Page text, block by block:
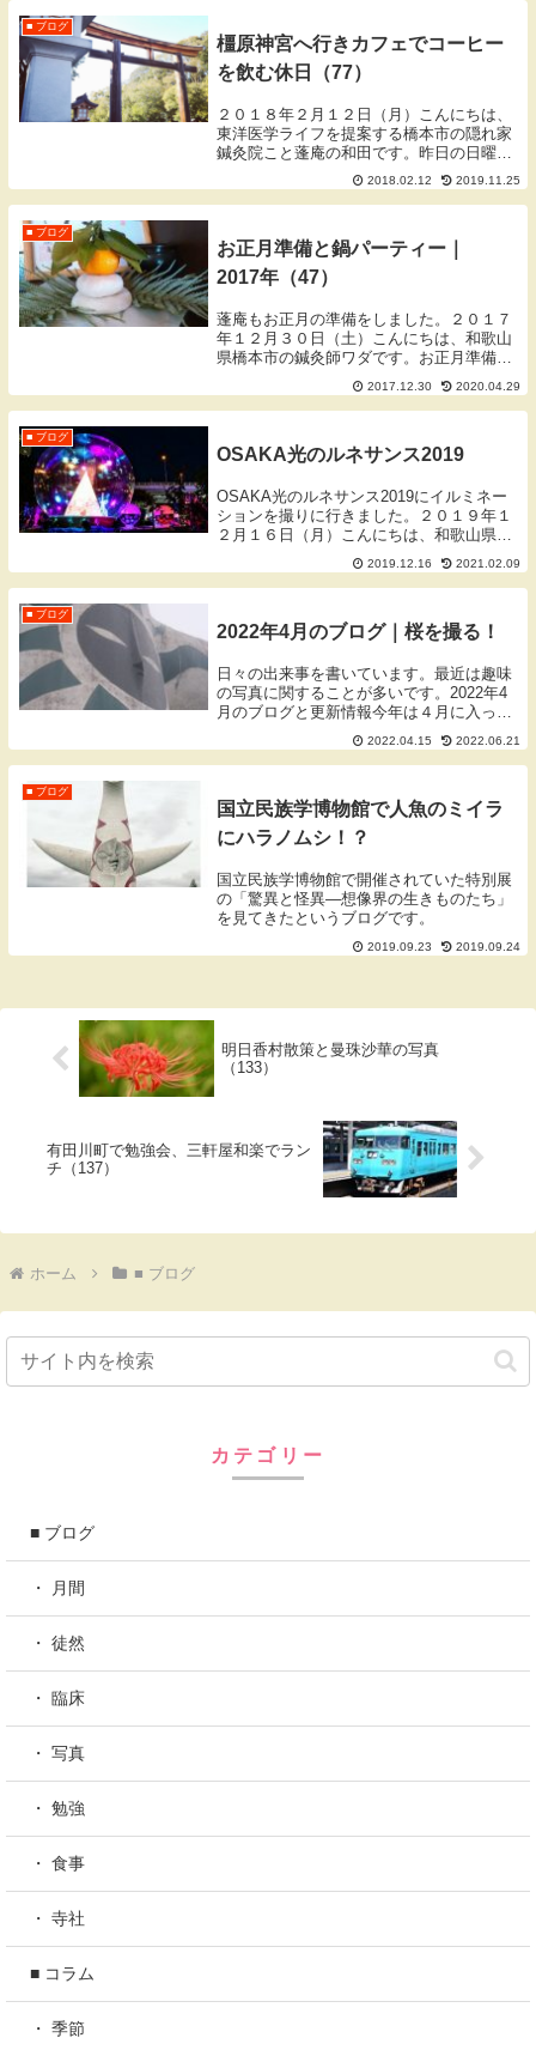
■ ブログ
橿原神宮へ行きカフェでコーヒー
を飲む休日（77）
２０１８年２月１２日（月）こんにちは、
東洋医学ライフを提案する橋本市の隠れ家
鍼灸院こと蓬庵の和田です。昨日の日曜日
は橿原神宮へいきました。広い敷地はすが
すがしく気持ちのよい場所で好きなんで
す。また近くにお気に入りのカフェもある
2018.02.12 2019.11.25
■ ブログ
お正月準備と鍋パーティー｜
2017年（47）
蓬庵もお正月の準備をしました。２０１７
年１２月３０日（土）こんにちは、和歌山
県橋本市の鍼灸師ワダです。お正月準備蓬
庵もお正月を迎える準備をしました。大晦
日に松飾りやしめ縄をするのは一夜飾りと
いってさけられます。その理由はお葬式が
2017.12.30 2020.04.29
■ ブログ
OSAKA光のルネサンス2019
OSAKA光のルネサンス2019にイルミネー
ションを撮りに行きました。２０１９年１
２月１６日（月）こんにちは、和歌山県橋
本市を拠点に活動しております蓬庵（よも
ぎあん）のワダです。ブログをご覧いただ
きありがとうございます。※写真はクリッ
2019.12.16 2021.02.09
■ ブログ
2022年4月のブログ｜桜を撮る！
日々の出来事を書いています。最近は趣味
の写真に関することが多いです。2022年4
月のブログと更新情報今年は４月に入って
も桜が残っていたので長く楽しむことがで
きました。読んで欲しい真面目な内容には
《＊》、趣味のカメラや写真に関すること
2022.04.15 2022.06.21
■ ブログ
国立民族学博物館で人魚のミイラ
にハラノムシ！？
国立民族学博物館で開催されていた特別展
の「驚異と怪異―想像界の生きものたち」
を見てきたというブログです。
2019.09.23 2019.09.24
明日香村散策と曼珠沙華の写真
（133）
有田川町で勉強会、三軒屋和楽でラン
チ（137）
ホーム ■ ブログ
カテゴリー
■ ブログ
・ 月間
・ 徒然
・ 臨床
・ 写真
・ 勉強
・ 食事
・ 寺社
■ コラム
・ 季節